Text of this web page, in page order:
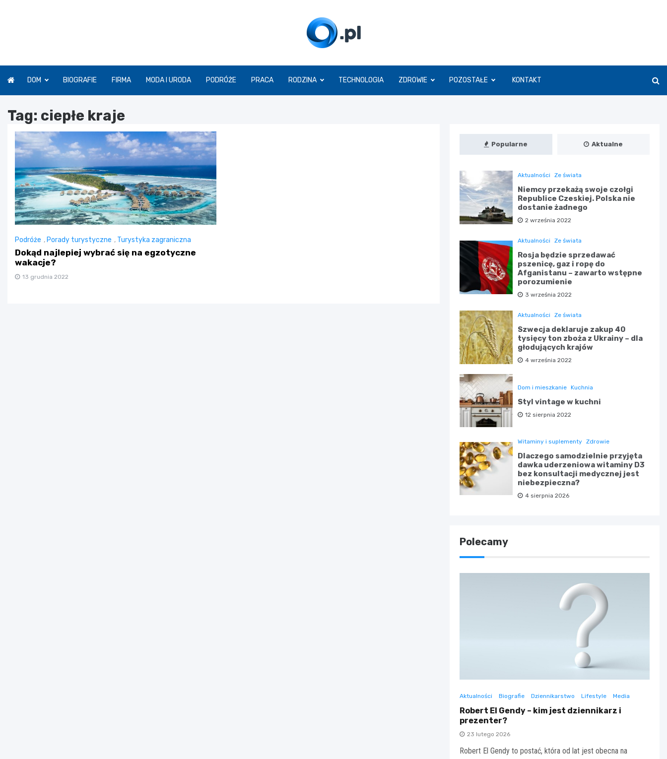
O.pl
DOM BIOGRAFIE FIRMA MODA I URODA PODRÓŻE PRACA RODZINA TECHNOLOGIA ZDROWIE POZOSTAŁE KONTAKT
Tag: ciepłe kraje
Podróże , Porady turystyczne , Turystyka zagraniczna
Dokąd najlepiej wybrać się na egzotyczne
wakacje?
13 grudnia 2022
Popularne Aktualne
Aktualności Ze świata
Niemcy przekażą swoje czołgi
Republice Czeskiej. Polska nie
dostanie żadnego
2 września 2022
Aktualności Ze świata
Rosja będzie sprzedawać
pszenicę, gaz i ropę do
Afganistanu – zawarto wstępne
porozumienie
3 września 2022
Aktualności Ze świata
Szwecja deklaruje zakup 40
tysięcy ton zboża z Ukrainy – dla
głodujących krajów
4 września 2022
Dom i mieszkanie Kuchnia
Styl vintage w kuchni
12 sierpnia 2022
Witaminy i suplementy Zdrowie
Dlaczego samodzielnie przyjęta
dawka uderzeniowa witaminy D3
bez konsultacji medycznej jest
niebezpieczna?
4 sierpnia 2026
Polecamy
Aktualności Biografie Dziennikarstwo Lifestyle Media
Robert El Gendy – kim jest dziennikarz i
prezenter?
23 lutego 2026
Robert El Gendy to postać, która od lat jest obecna na